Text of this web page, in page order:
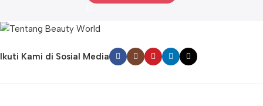
Ikuti Kami di Sosial Media